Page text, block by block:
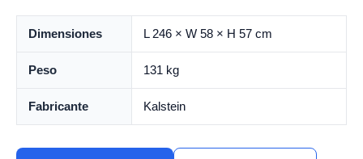
Dimensiones L 246 × W 58 × H 57 cm
Peso 131 kg
Fabricante Kalstein